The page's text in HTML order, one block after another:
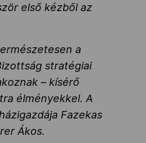
első kézből az
a
stratégiai
– kísérő
élményekkel. A
Fazekas
Ákos.